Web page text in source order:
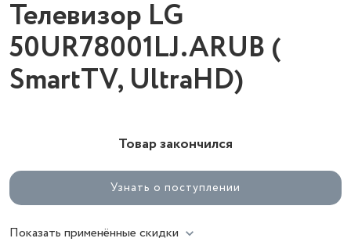
Телевизор LG
50UR78001LJ.ARUB (
SmartTV, UltraHD)
Товар закончился
Узнать о поступлении
Показать применённые скидки